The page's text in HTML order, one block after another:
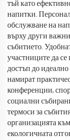
тъй като
напитки.
обслужване на
върху други
събитието.
участниците да се
достъп до
намират
конференции,
социални
термоси за
организацията
екологичната